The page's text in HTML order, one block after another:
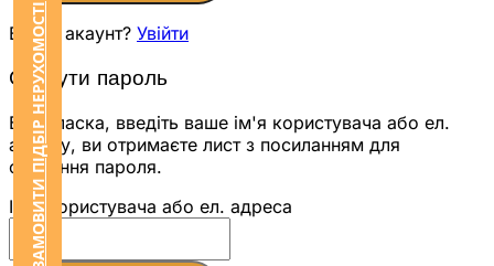
ЗАМОВИТИ ПІДБІР НЕРУХОМОСТІ
Вже є акаунт? Увійти
Скинути пароль
Будь ласка, введіть ваше ім'я користувача або ел.
адресу, ви отримаєте лист з посиланням для
скидання пароля.
Ім'я користувача або ел. адреса